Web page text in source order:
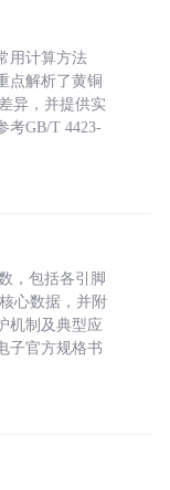
用计算方法
点解析了黄铜
异，并提供实
考GB/T 4423-
，包括各引脚
心数据，并附
机制及典型应
子官方规格书